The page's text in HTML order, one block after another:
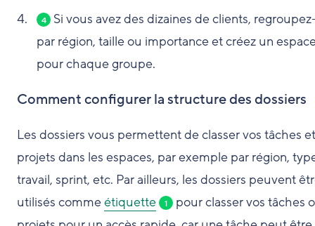
4
Si vous avez des dizaines de clients,
par région, taille ou importance et créez un
pour chaque groupe.
Comment configurer la structure des dossiers
Les dossiers vous permettent de classer vos tâches
projets dans les espaces, par exemple par région,
travail, sprint, etc. Par ailleurs, les dossiers peuvent
utilisés commeétiquette 1
pour classer vos tâches